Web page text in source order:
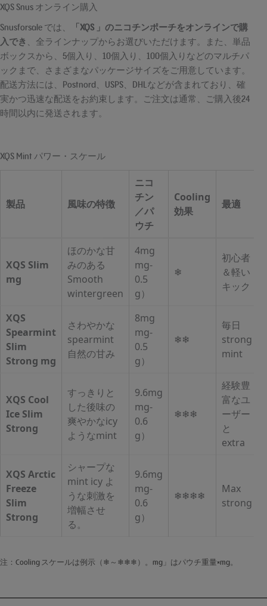
XQS Snus オンライン購入
Snusforsale では、
「XQS 」のニコチンポーチをオンラインで購
入でき 、全ラインナップからお選びいただけます。また、単品
ボックスから、5個入り、10個入り、100個入りなどのマルチパ
ックまで、さまざまなパッケージサイズをご用意しています。
配送方法には、Postnord、USPS、DHLなどが含まれており、確
実かつ迅速な配送をお約束します。ご注文は通常、ご購入後24
時間以内に発送されます。
XQS Mint パワー・スケール
製品 風味の特徴
ニコ
チン
／パ
ウチ
Cooling
効果
最適
XQS Slim
mg
ほのかな甘
みのある
Smooth
wintergreen
4mg
mg-
0.5
g）
❄
初心者
＆軽い
キック
XQS
Spearmint
Slim
Strong mg
さわやかな
spearmint
自然の甘み
8mg
mg-
0.5
g）
❄❄
毎日
strong
mint
XQS Cool
Ice Slim
Strong
すっきりと
した後味の
爽やかなicy
ようなmint
9.6mg
mg-
0.6
g）
❄❄❄
経験豊
富なユ
ーザー
と
extra
XQS Arctic
Freeze
Slim
Strong
シャープな
mint icy よ
うな刺激を
増幅させ
る。
9.6mg
mg-
0.6
g）
❄❄❄❄
Max
strong
注：Cooling スケールは例示（❄～❄❄❄）。mg」はパウチ重量×mg。